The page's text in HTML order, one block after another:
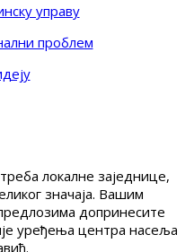
управу
проблем
локалне заједнице,
значаја. Вашим
допринесите
уређења центра насеља